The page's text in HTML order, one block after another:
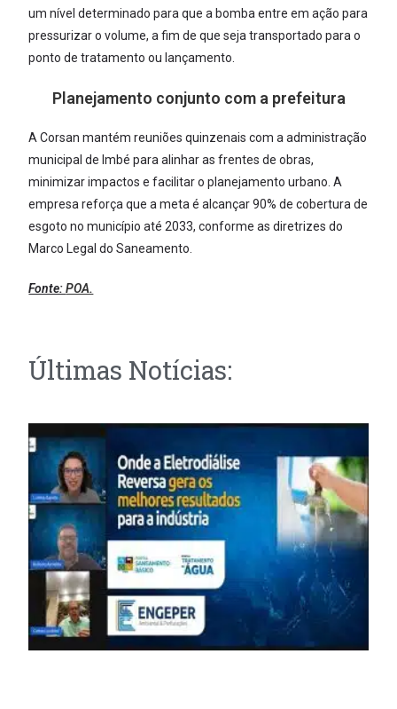
um nível determinado para que a bomba entre em ação para
pressurizar o volume, a fim de que seja transportado para o
ponto de tratamento ou lançamento.
Planejamento conjunto com a prefeitura
A Corsan mantém reuniões quinzenais com a administração
municipal de Imbé para alinhar as frentes de obras,
minimizar impactos e facilitar o planejamento urbano. A
empresa reforça que a meta é alcançar 90% de cobertura de
esgoto no município até 2033, conforme as diretrizes do
Marco Legal do Saneamento.
Fonte:POA.
Últimas Notícias: